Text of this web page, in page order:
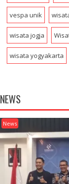
vespa unik
wisata jogja
wisata yogyakarta
NEWS
News